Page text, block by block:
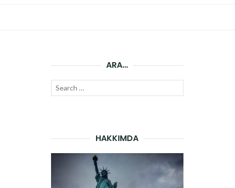
ARA…
Search
HAKKIMDA